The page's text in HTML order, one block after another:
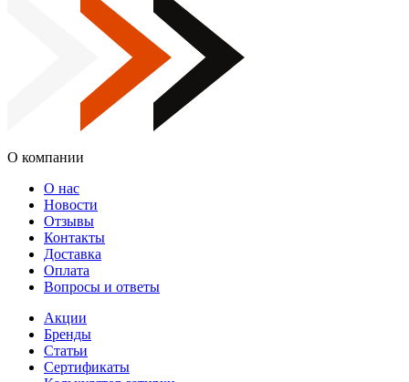
О компании
О нас
Новости
Отзывы
Контакты
Доставка
Оплата
Вопросы и ответы
Акции
Бренды
Статьи
Сертификаты